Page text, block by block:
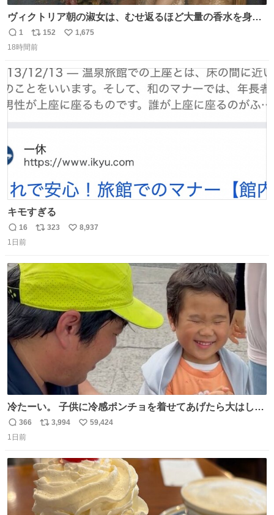
ヴィクトリア朝の淑女は、むせ返るほど大量の香水を身に
つけるものではないとされていた。それでも香水は、髪や
肌の手入れと同じくらい、ヴィクトリア朝の女性達の美容
が知る香水よりも単純な組成で、その大部分は薔薇、菫、
ベルガモット、
返
信
1
リ
ポ
ト
数
152
い
数
1,675
18時間前
キモすぎる
返
信
16
リ
ト
数
323
い
数
8,937
1日前
冷たーい。 子供に冷感ポンチョを着せてあげたら大はしゃ
ぎで喜んでくれました。 こんな素敵な代物を提供してくれ
た山口県の恩師に感謝。
返
信
366
リ
ト
数
3,994
い
数
59,424
1日前